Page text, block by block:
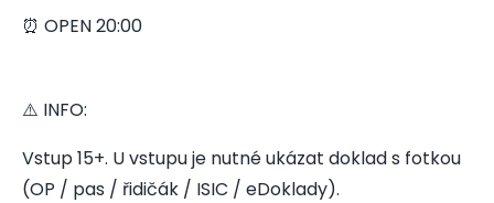
⏰ OPEN 20:00
⚠️ INFO:
Vstup 15+. U vstupu je nutné ukázat doklad s fotkou
(OP / pas / řidičák / ISIC / eDoklady).